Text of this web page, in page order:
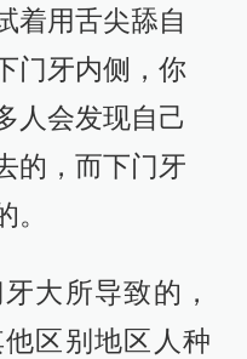
着用舌尖舔自
门牙内侧，你
人会发现自己
的，而下门牙
大所导致的，
区别地区人种